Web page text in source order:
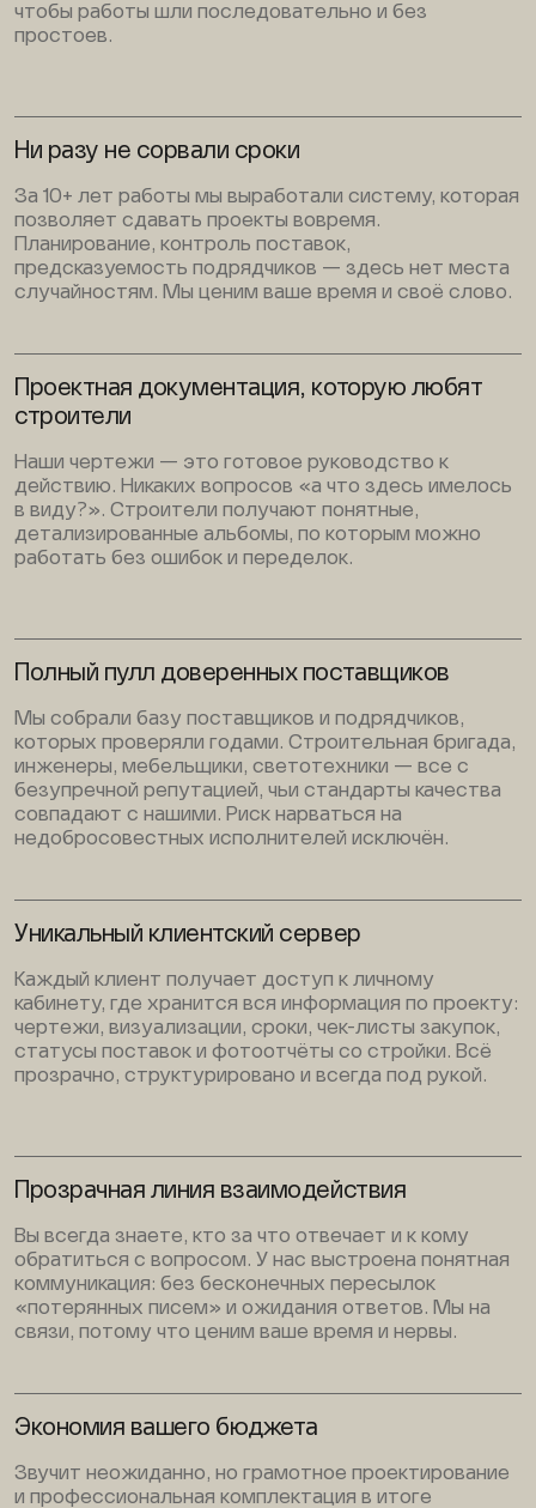
чтобы работы шли последовательно и без
простоев.
Ни разу не сорвали сроки
За 10+ лет работы мы выработали систему, которая
позволяет сдавать проекты вовремя.
Планирование, контроль поставок,
предсказуемость подрядчиков — здесь нет места
случайностям. Мы ценим ваше время и своё слово.
Проектная документация, которую любят
строители
Наши чертежи — это готовое руководство к
действию. Никаких вопросов «а что здесь имелось
в виду?». Строители получают понятные,
детализированные альбомы, по которым можно
работать без ошибок и переделок.
Полный пулл доверенных поставщиков
Мы собрали базу поставщиков и подрядчиков,
которых проверяли годами. Строительная бригада,
инженеры, мебельщики, светотехники — все с
безупречной репутацией, чьи стандарты качества
совпадают с нашими. Риск нарваться на
недобросовестных исполнителей исключён.
Уникальный клиентский сервер
Каждый клиент получает доступ к личному
кабинету, где хранится вся информация по проекту:
чертежи, визуализации, сроки, чек-листы закупок,
статусы поставок и фотоотчёты со стройки. Всё
прозрачно, структурировано и всегда под рукой.
Прозрачная линия взаимодействия
Вы всегда знаете, кто за что отвечает и к кому
обратиться с вопросом. У нас выстроена понятная
коммуникация: без бесконечных пересылок
«потерянных писем» и ожидания ответов. Мы на
связи, потому что ценим ваше время и нервы.
Экономия вашего бюджета
Звучит неожиданно, но грамотное проектирование
и профессиональная комплектация в итоге